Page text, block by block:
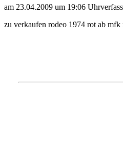
am 23.04.2009 um 19:06 Uhr
zu verkaufen rodeo 1974 rot ab mfk